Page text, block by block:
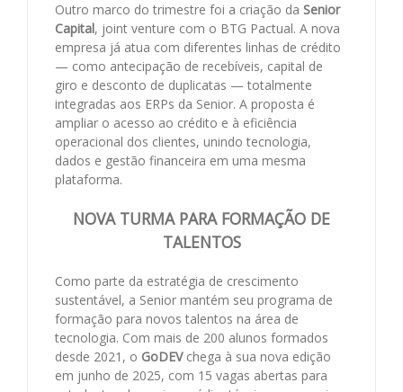
Outro marco do trimestre foi a criação da Senior
Capital, joint venture com o BTG Pactual. A nova
empresa já atua com diferentes linhas de crédito
— como antecipação de recebíveis, capital de
giro e desconto de duplicatas — totalmente
integradas aos ERPs da Senior. A proposta é
ampliar o acesso ao crédito e à eficiência
operacional dos clientes, unindo tecnologia,
dados e gestão financeira em uma mesma
plataforma.
NOVA TURMA PARA FORMAÇÃO DE
TALENTOS
Como parte da estratégia de crescimento
sustentável, a Senior mantém seu programa de
formação para novos talentos na área de
tecnologia. Com mais de 200 alunos formados
desde 2021, o GoDEVchega à sua nova edição
em junho de 2025, com 15 vagas abertas para